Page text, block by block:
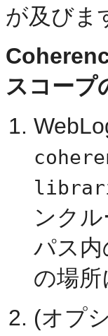
が及びま
スコープ
ンクル
パス内
の場
(オプ